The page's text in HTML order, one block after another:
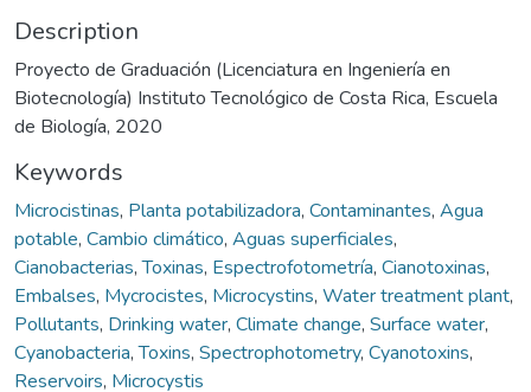
Description
Proyecto de Graduación (Licenciatura en Ingeniería en
Biotecnología) Instituto Tecnológico de Costa Rica, Escuela
de Biología, 2020
Keywords
Microcistinas, Planta potabilizadora, Contaminantes, Agua
potable, Cambio climático, Aguas superficiales,
Cianobacterias,Toxinas, Espectrofotometría, Cianotoxinas,
Embalses, Mycrocistes, Microcystins, Water treatment plant,
Pollutants, Drinking water, Climate change, Surface water,
Cyanobacteria,Toxins, Spectrophotometry, Cyanotoxins,
Reservoirs, Microcystis